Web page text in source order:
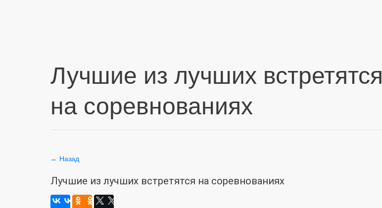
Лучшие из лучших встретятся
на соревнованиях
← Назад
Лучшие из лучших встретятся на соревнованиях